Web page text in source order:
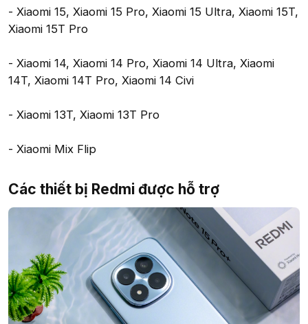
- Xiaomi 15, Xiaomi 15 Pro, Xiaomi 15 Ultra, Xiaomi 15T,
Xiaomi 15T Pro
- Xiaomi 14, Xiaomi 14 Pro, Xiaomi 14 Ultra, Xiaomi
14T, Xiaomi 14T Pro, Xiaomi 14 Civi
- Xiaomi 13T, Xiaomi 13T Pro
- Xiaomi Mix Flip
Các thiết bị Redmi được hỗ trợ​